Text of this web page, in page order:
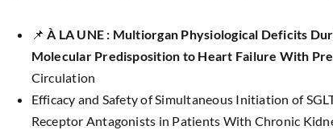
📌À LA UNE : Multiorgan Physiological Deficits
Molecular Predisposition to Heart Failure With
Circulation
Efficacy and Safety of Simultaneous Initiation of
Receptor Antagonists in Patients With Chronic